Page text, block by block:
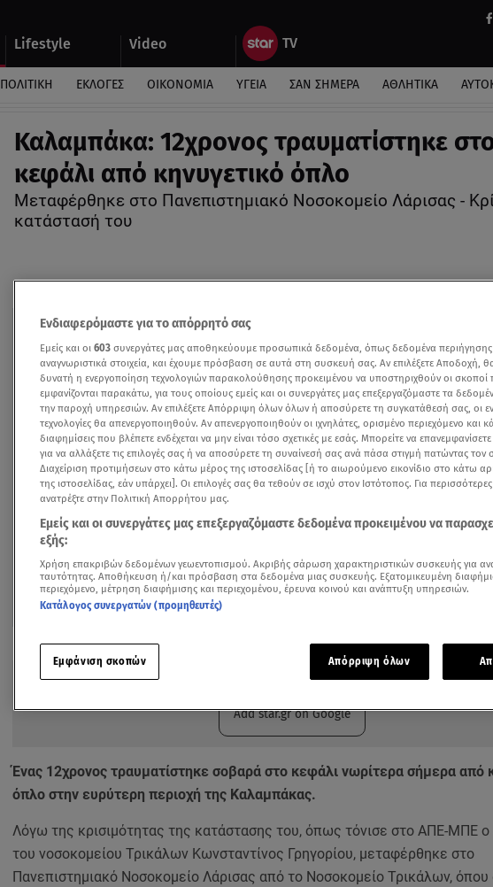
Lifestyle Video
ΠΟΛΙΤΙΚΗ ΕΚΛΟΓΕΣ ΟΙΚΟΝΟΜΙΑ ΥΓΕΙΑ ΣΑΝ ΣΗΜΕΡΑ ΑΘΛΗΤΙΚΑ
Καλαμπάκα: 12χρονος τραυματίστηκε
κεφάλι από κηνυγετικό όπλο
Μεταφέρθηκε στο Πανεπιστημιακό Νοσοκομείο Λάρισας -
κατάστασή του
Πρόσθηκη star.gr στις επιλογές σας
Δείτε περισσότερα άρθρα μας στα αποτελέσματα αναζήτησης
Add star.gr on Google
Ένας 12χρονος τραυματίστηκε σοβαρά στο κεφάλι νωρίτερα σήμερα από
όπλο στην ευρύτερη περιοχή της Καλαμπάκας.
Λόγω της κρισιμότητας της κατάστασης του, όπως τόνισε στο ΑΠΕ-ΜΠΕ ο
του νοσοκομείου Τρικάλων Κωνσταντίνος Γρηγορίου, μεταφέρθηκε στο
Πανεπιστημιακό Νοσοκομείο Λάρισας από το Νοσοκομείο Τρικάλων, όπου
Ενδιαφερόμαστε για το απόρρητό σας
Εμείς και οι 603 συνεργάτες μας αποθηκεύουμε προσωπικά δεδομένα, όπως δεδομένα
αναγνωριστικά στοιχεία, και έχουμε πρόσβαση σε αυτά στη συσκευή σας. Αν επιλέξετε Αποδοχή,
δυνατή η ενεργοποίηση τεχνολογιών παρακολούθησης προκειμένου να υποστηριχθούν οι σκοποί
εμφανίζονται παρακάτω, για τους οποίους εμείς και οι συνεργάτες μας επεξεργαζόμαστε τα
την παροχή υπηρεσιών. Αν επιλέξετε Απόρριψη όλων όλων ή αποσύρετε τη συγκατάθεσή σας, οι
τεχνολογίες θα απενεργοποιηθούν. Αν απενεργοποιηθούν οι ιχνηλάτες, ορισμένο περιεχόμενο και
διαφημίσεις που βλέπετε ενδέχεται να μην είναι τόσο σχετικές με εσάς. Μπορείτε να
για να αλλάξετε τις επιλογές σας ή να αποσύρετε τη συναίνεσή σας ανά πάσα στιγμή πατώντας τον
Διαχείριση προτιμήσεων στο κάτω μέρος της ιστοσελίδας [ή το αιωρούμενο εικονίδιο στο κάτω
της ιστοσελίδας, εάν υπάρχει]. Οι επιλογές σας θα τεθούν σε ισχύ στον Ιστότοπος. Για
ανατρέξτε στην Πολιτική Απορρήτου μας.
Εμείς και οι συνεργάτες μας επεξεργαζόμαστε δεδομένα προκειμένου να
εξής:
Χρήση επακριβών δεδομένων γεωεντοπισμού. Ακριβής σάρωση χαρακτηριστικών συσκευής για
ταυτότητας. Αποθήκευση ή/και πρόσβαση στα δεδομένα μιας συσκευής. Εξατομικευμένη
περιεχόμενο, μέτρηση διαφήμισης και περιεχομένου, έρευνα κοινού και ανάπτυξη υπηρεσιών.
Κατάλογος συνεργατών (προμηθευτές)
Εμφάνιση σκοπών Απόρριψη όλων